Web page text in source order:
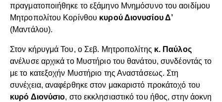
πραγματοποιήθηκε το εξάμηνο Μνημόσυνο του αοιδίμου
Μητροπολίτου Κορίνθου κυρού Διονυσίου Δ’
(Μαντάλου).
Στον κήρυγμά Του, ο Σεβ. Μητροπολίτης κ. Παύλος
ανέλυσε αρχικά το Μυστήριο του θανάτου, συνδέοντάς το
με το κατεξοχήν Μυστήριο της Αναστάσεως. Στη
συνέχεια, αναφέρθηκε στον μακαριστό προκάτοχό του
κυρό Διονύσιο, στο εκκλησιαστικό του ήθος, στην άοκνη